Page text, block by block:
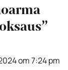
om 7:24 pm